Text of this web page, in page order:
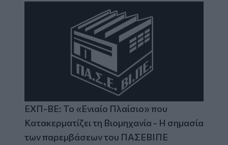
ΕΧΠ-ΒΕ: Το «Ενιαίο Πλαίσιο» που
Κατακερματίζει τη Βιομηχανία - Η σημασία
των παρεμβάσεων του ΠΑΣΕΒΙΠΕ